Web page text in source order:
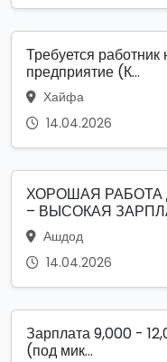
Требуется
предприятие (К...
Хайфа
14.04.2026
ХОРОШАЯ
– ВЫСОКАЯ
Ашдод
14.04.2026
Зарплата 9,000 -
(под мик...